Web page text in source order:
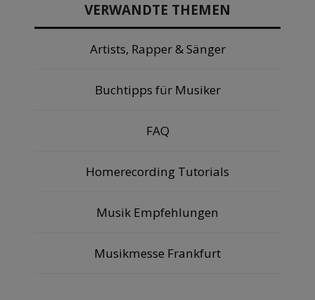
VERWANDTE THEMEN
Artists, Rapper & Sänger
Buchtipps für Musiker
FAQ
Homerecording Tutorials
Musik Empfehlungen
Musikmesse Frankfurt